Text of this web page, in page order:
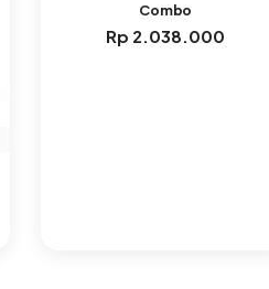
Combo
Rp 2.038.000